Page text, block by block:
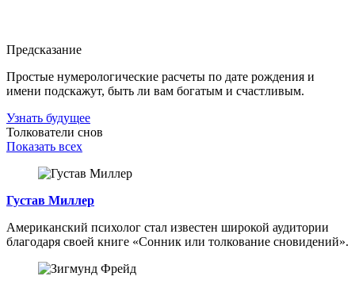
Предсказание
Простые нумерологические расчеты по дате рождения и
имени подскажут, быть ли вам богатым и счастливым.
Узнать будущее
Толкователи снов
Показать всех
Густав Миллер
Американский психолог стал известен широкой аудитории
благодаря своей книге «Сонник или толкование сновидений».